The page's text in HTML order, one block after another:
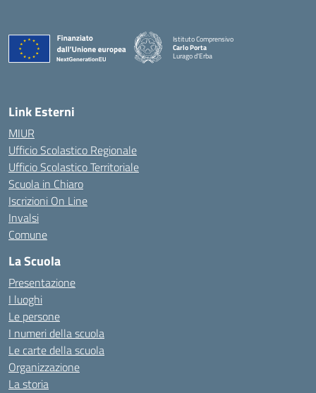
Istituto Comprensivo
Carlo Porta
Lurago d'Erba
— Visita la pagina iniziale della scuola
Link Esterni
MIUR
Ufficio Scolastico Regionale
Ufficio Scolastico Territoriale
Scuola in Chiaro
Iscrizioni On Line
Invalsi
Comune
La Scuola
Presentazione
I luoghi
Le persone
I numeri della scuola
Le carte della scuola
Organizzazione
La storia